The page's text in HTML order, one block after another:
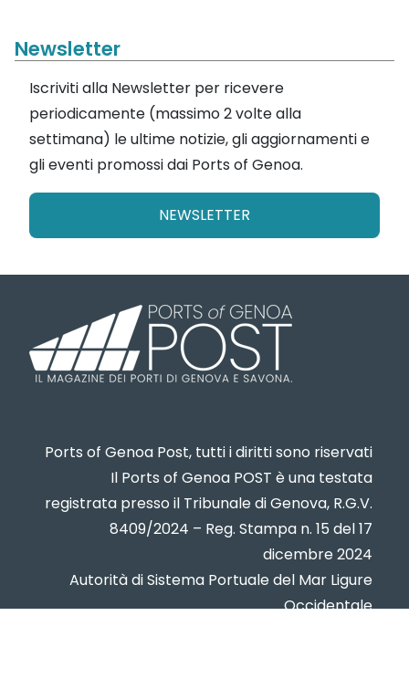
Newsletter
Iscriviti alla Newsletter per ricevere
periodicamente (massimo 2 volte alla
settimana) le ultime notizie, gli aggiornamenti e
gli eventi promossi dai Ports of Genoa.
NEWSLETTER
Ports of Genoa Post, tutti i diritti sono riservati
Il Ports of Genoa POST è una testata
registrata presso il Tribunale di Genova, R.G.V.
8409/2024 – Reg. Stampa n. 15 del 17
dicembre 2024
Autorità di Sistema Portuale del Mar Ligure
Occidentale